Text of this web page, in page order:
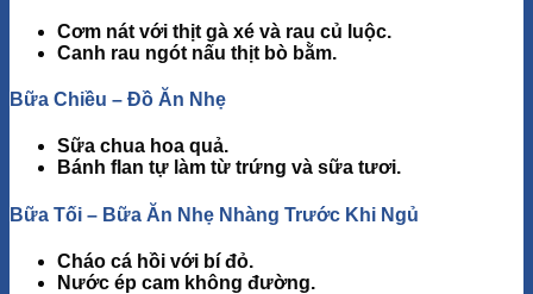
Cơm nát với thịt gà xé và rau củ luộc.
Canh rau ngót nấu thịt bò bằm.
Bữa Chiều – Đồ Ăn Nhẹ
Sữa chua hoa quả.
Bánh flan tự làm từ trứng và sữa tươi.
Bữa Tối – Bữa Ăn Nhẹ Nhàng Trước Khi Ngủ
Cháo cá hồi với bí đỏ.
Nước ép cam không đường.